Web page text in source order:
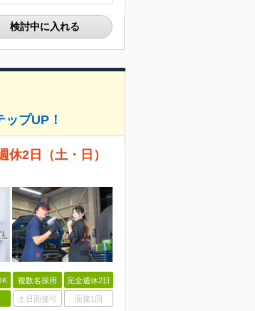
検討中に入れる
プUP！
2日（土・日）
複数名採用 完全週休2日
土日面接可 面接1回